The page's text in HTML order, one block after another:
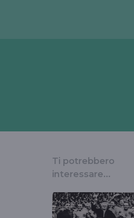
Ti potrebbero
interessare...